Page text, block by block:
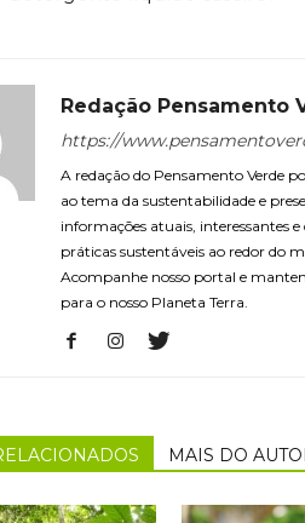
Redação Pensamento
https://
A redação do Pensamento Verde
ao tema da sustentabilidade e
informações atuais, interessantes
práticas sustentáveis ao redor do
Acompanhe nosso portal e
para o nosso Planeta Terra.
MAIS DO